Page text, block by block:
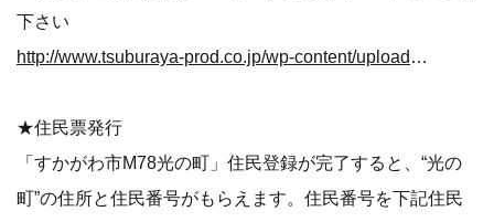
下さい
http://www.tsuburaya-prod.co.jp/wp-content/uploads/tsuburayaprod-pr-20130718-sukagawa-residents.pdf
★住民票発行
「すかがわ市M78光の町」住民登録が完了すると、“光の
町”の住所と住民番号がもらえます。住民番号を下記住民